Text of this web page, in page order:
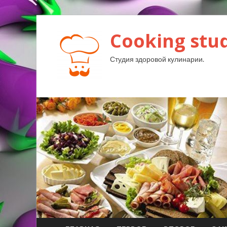
Cooking
Студия здоровой кулинарии.